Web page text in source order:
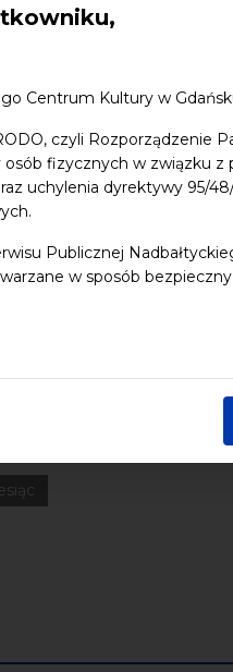
Centrum Kultury w
czyli Rozporządzenie
osób fizycznych w związku
uchylenia dyrektywy 95/
Publicznej
w sposób
ekologia Festiwal
wydarzenia bezpłatne